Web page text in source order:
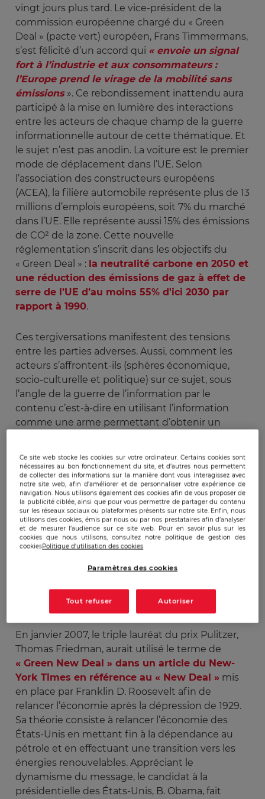
vingt jours plus tard. Le vice-président de la
commission européenne chargé du « Green
Deal » (pacte vert) européen, Frans Timmermans,
s’est félicité d’un accord qui « envoie un signal
fort à l’industrie et aux consommateurs :
l’Europe prend le virage de la mobilité sans
émissions ». Ce rebondissement inattendu aura
participé à la mise en lumière des interactions
entre les acteurs de chaque champ de la guerre
informationnelle autour de cette thématique. Et
le sujet n’est pas anodin. La voiture est le premier
mode de déplacement dans l’UE. Selon
l’association des constructeurs européens
(ACEA), la filière automobile représente plus de 13
millions d’emplois européens, soit 7% du marché
dans l’UE. Elle représente aussi 15% des émissions
de CO² de la zone. Cette nouvelle
réglementation s’inscrit dans les objectifs du
« Green Deal » : la neutralité carbone en 2050 et
une réduction des émissions de gaz à effet de
serre de l’UE d’au moins 55% d'ici 2030 par
rapport à 1990.
Ces tergiversations manifestent des tensions
entre les parties adverses. Aussi, comment les
acteurs s’affrontent-ils (sphères économique,
socio-culturelle et politique) sur ce sujet, sous
l’angle de la guerre de l’information par le
contenu c’est-à-dire en utilisant l’information
comme une arme permettant d’obtenir un
Après une remise en contexte, il s’agira d’analyser
les échiquiers et les acteurs de cette guerre de
l’information, en terminant par la description de
leur stratégie et motivations sous-jacentes en
précisant les vecteurs privilégiés. Et finalement,
qui l’emporte ?
européen, le concept de « Green New
Deal » (GND)
En janvier 2007, le triple lauréat du prix Pulitzer,
Thomas Friedman, aurait utilisé le terme de
« Green New Deal » dans un article du New-
York Times en référence au « New Deal » mis
en place par Franklin D. Roosevelt afin de
relancer l’économie après la dépression de 1929.
Sa théorie consiste à relancer l’économie des
États-Unis en mettant fin à la dépendance au
pétrole et en effectuant une transition vers les
énergies renouvelables. Appréciant le
dynamisme du message, le candidat à la
présidentielle des États-Unis, B. Obama, fait
Ce site web stocke les cookies sur votre ordinateur. Certains cookies sont
nécessaires au bon fonctionnement du site, et d’autres nous permettent
de collecter des informations sur la manière dont vous interagissez avec
notre site web, afin d’améliorer et de personnaliser votre expérience de
navigation. Nous utilisons également des cookies afin de vous proposer de
la publicité ciblée, ainsi que pour vous permettre de partager du contenu
sur les réseaux sociaux ou plateformes présents sur notre site. Enfin, nous
utilisons des cookies, émis par nous ou par nos prestataires afin d’analyser
et de mesurer l’audience sur ce site web. Pour en savoir plus sur les
cookies que nous utilisons, consultez notre politique de gestion des
cookiesPolitique d'utilisation des cookies
Paramètres des cookies
Tout refuser Autoriser